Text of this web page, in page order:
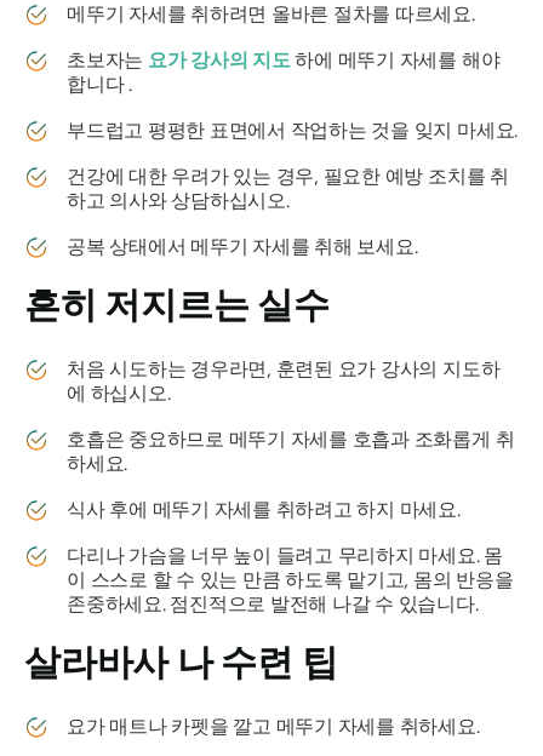
메뚜기 자세를 취하려면 올바른 절차를 따르세요.
초보자는 요가 강사의 지도 하에 메뚜기 자세를 해야
합니다 .
부드럽고 평평한 표면에서 작업하는 것을 잊지 마세요.
건강에 대한 우려가 있는 경우, 필요한 예방 조치를 취
하고 의사와 상담하십시오.
공복 상태에서 메뚜기 자세를 취해 보세요.
흔히 저지르는 실수
처음 시도하는 경우라면, 훈련된 요가 강사의 지도하
에 하십시오.
호흡은 중요하므로 메뚜기 자세를 호흡과 조화롭게 취
하세요.
식사 후에 메뚜기 자세를 취하려고 하지 마세요.
다리나 가슴을 너무 높이 들려고 무리하지 마세요. 몸
이 스스로 할 수 있는 만큼 하도록 맡기고, 몸의 반응을
존중하세요. 점진적으로 발전해 나갈 수 있습니다.
살라바사나 수련 팁
요가 매트나 카펫을 깔고 메뚜기 자세를 취하세요.